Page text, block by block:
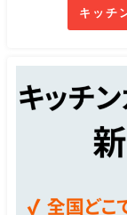
キッチ